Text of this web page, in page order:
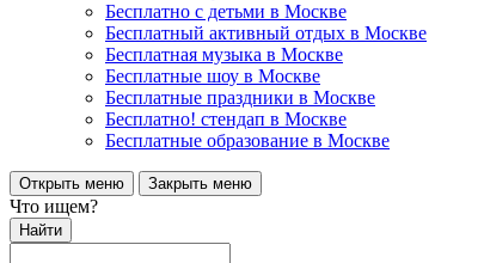
Бесплатно с детьми в Москве
Бесплатный активный отдых в Москве
Бесплатная музыка в Москве
Бесплатные шоу в Москве
Бесплатные праздники в Москве
Бесплатно! стендап в Москве
Бесплатные образование в Москве
Открыть меню Закрыть меню
Что ищем?
Найти